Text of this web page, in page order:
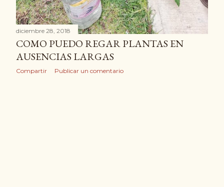
diciembre 28, 2018
COMO PUEDO REGAR PLANTAS EN
AUSENCIAS LARGAS
Compartir Publicar un comentario